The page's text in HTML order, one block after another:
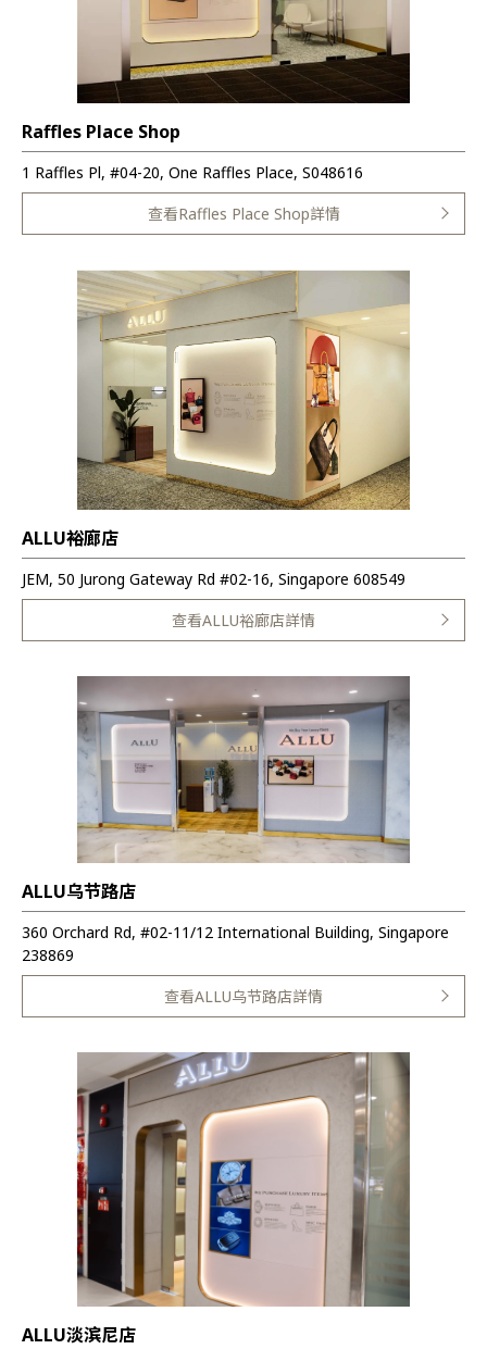
Raffles Place Shop
1 Raffles Pl, #04-20, One Raffles Place, S048616
查看Raffles Place Shop詳情
ALLU裕廊店
JEM, 50 Jurong Gateway Rd #02-16, Singapore 608549
查看ALLU裕廊店詳情
ALLU乌节路店
360 Orchard Rd, #02-11/12 International Building, Singapore
238869
查看ALLU乌节路店詳情
ALLU淡滨尼店